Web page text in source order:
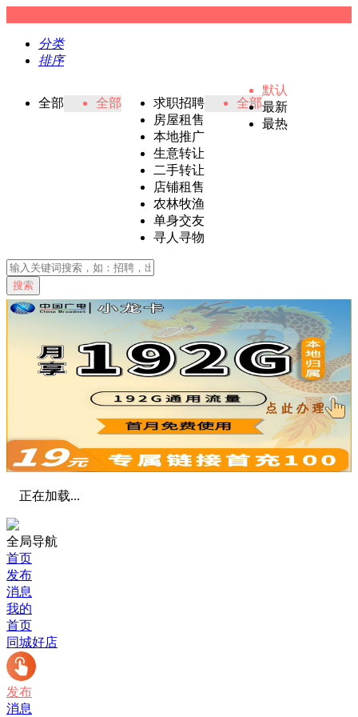
分类
排序
全部 全部
求职招聘
房屋租售
本地推广
生意转让
二手转让
店铺租售
农林牧渔
单身交友
寻人寻物
全部
默认
最新
最热
搜索
正在加载...
全局导航
首页
发布
消息
我的
首页
同城好店
发布
消息